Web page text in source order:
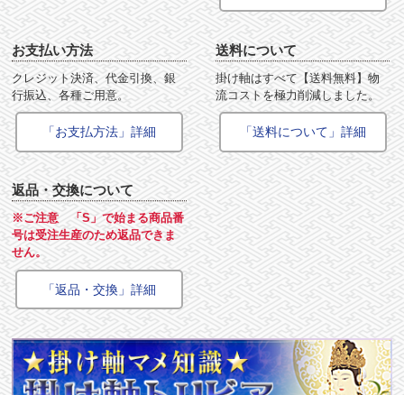
お支払い方法
クレジット決済、代金引換、銀
行振込、各種ご用意。
「お支払方法」詳細
送料について
掛け軸はすべて【送料無料】物
流コストを極力削減しました。
「送料について」詳細
返品・交換について
※ご注意 「S」で始まる商品番
号は受注生産のため返品できま
せん。
「返品・交換」詳細